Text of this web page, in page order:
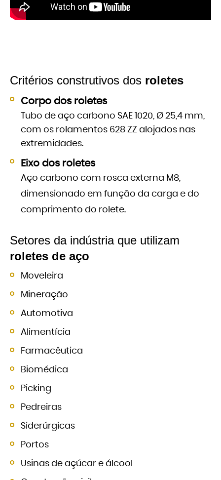
Critérios construtivos dos roletes
Corpo dos roletes
Tubo de aço carbono SAE 1020, Ø 25,4 mm,
com os rolamentos 628 ZZ alojados nas
extremidades.
Eixo dos roletes
Aço carbono com rosca externa M8,
dimensionado em função da carga e do
comprimento do rolete.
Setores da indústria que utilizam
roletes de aço
Moveleira
Mineração
Automotiva
Alimentícia
Farmacêutica
Biomédica
Picking
Pedreiras
Siderúrgicas
Portos
Usinas de açúcar e álcool